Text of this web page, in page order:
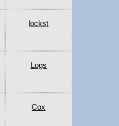
lockst
Logs
Cox